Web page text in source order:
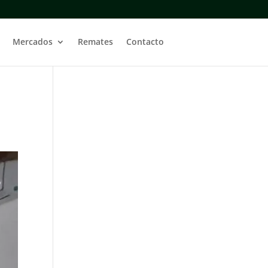
Mercados Remates Contacto